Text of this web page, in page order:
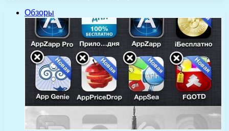
Обзоры